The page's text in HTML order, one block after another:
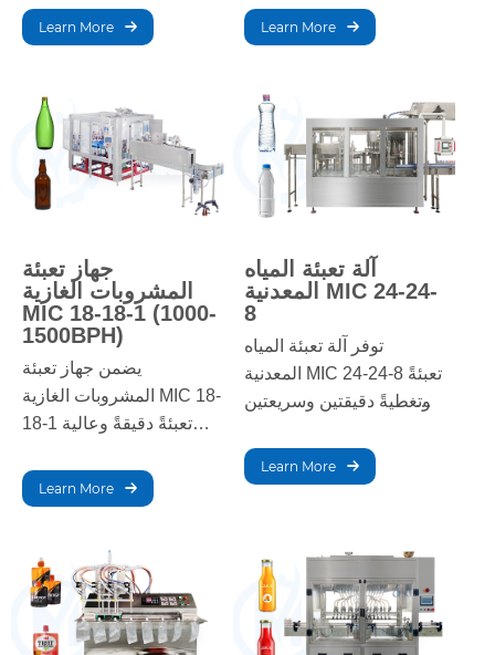
الساعة. تضمن هذه الآلة دقة
عالية في التعبئة والإغلاق،
وتعبئة المشروبات على
نطاق واسع.
Learn More
الساعة) أداءً استثنائيًا لإنتاج
كميات كبيرة. بفضل
4000 و8000 علبة في
الساعة، تضمن دقة التعبئة
والإغلاق، مما يُعزز كفاءة
إنتاج المشروبات بكميات
كبيرة.
Learn More
جهاز تعبئة
المشروبات الغازية
MIC 18-18-1 (1000-
1500BPH)
يضمن جهاز تعبئة
المشروبات الغازية MIC 18-
18-1 تعبئةً دقيقةً وعالية
بفضل تقنيته المتطورة،
يضمن الجهاز جودةً وكفاءةً
Learn More
آلة تعبئة المياه
المعدنية MIC 24-24-
8
توفر آلة تعبئة المياه
المعدنية MIC 24-24-8 تعبئةً
وتغطيةً دقيقتين وسريعتين
لضمان الكفاءة والمتانة
وسهولة التشغيل، مما
Learn More